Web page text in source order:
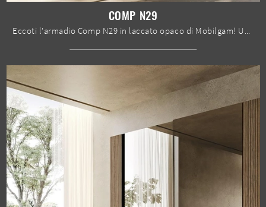
COMP N29
Eccoti l'armadio Comp N29 in laccato opaco di Mobilgam! Un ricco catalogo di armadi a muro con ante scorrevoli.